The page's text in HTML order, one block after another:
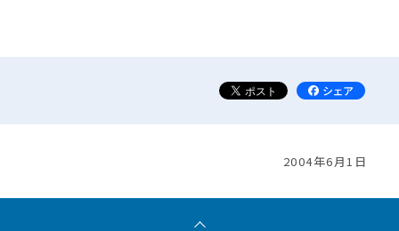
2004年6月1日